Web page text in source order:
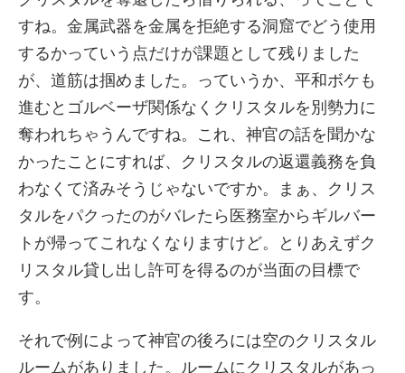
すね。金属武器を金属を拒絶する洞窟でどう使用
するかっていう点だけが課題として残りました
が、道筋は掴めました。っていうか、平和ボケも
進むとゴルベーザ関係なくクリスタルを別勢力に
奪われちゃうんですね。これ、神官の話を聞かな
かったことにすれば、クリスタルの返還義務を負
わなくて済みそうじゃないですか。まぁ、クリス
タルをパクったのがバレたら医務室からギルバー
トが帰ってこれなくなりますけど。とりあえずク
リスタル貸し出し許可を得るのが当面の目標で
す。
それで例によって神官の後ろには空のクリスタル
ルームがありました。ルームにクリスタルがあっ